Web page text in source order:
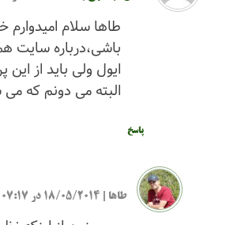
طاها سلام امیدوارم خوب
باشی،درباره سایت هم باید بگم
ایول ولی باید از این پربارتر بشه که
البته می دونم که می شه ایشاالله
|18/05/2014 در 07:17